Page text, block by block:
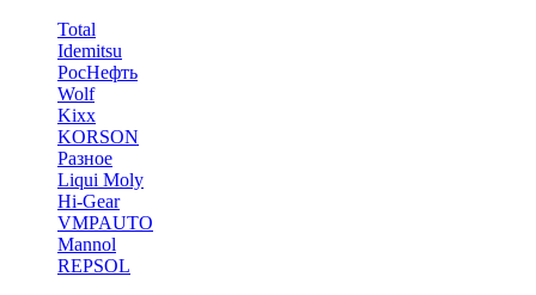
Total
Idemitsu
РосНефть
Wolf
Kixx
KORSON
Разное
Liqui Moly
Hi-Gear
VMPAUTO
Mannol
REPSOL